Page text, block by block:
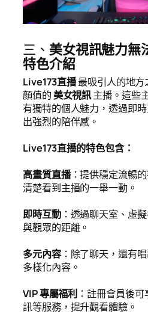
三、 美女視訊魅力無
特色介紹
Live173直播最吸引人的地方
顏值的 美女視訊主播。這些
有獨特的個人魅力，透過即
出強烈的陪伴感。
Live173直播的特色包含：
高畫質直播：提供穩定流暢
清楚看到主播的一舉一動。
即時互動：透過聊天室、虛
與觀眾的距離。
多元內容：除了聊天，還有
多樣化內容。
VIP 專屬福利 ：註冊會員後
訊等服務，提升觀看體驗。